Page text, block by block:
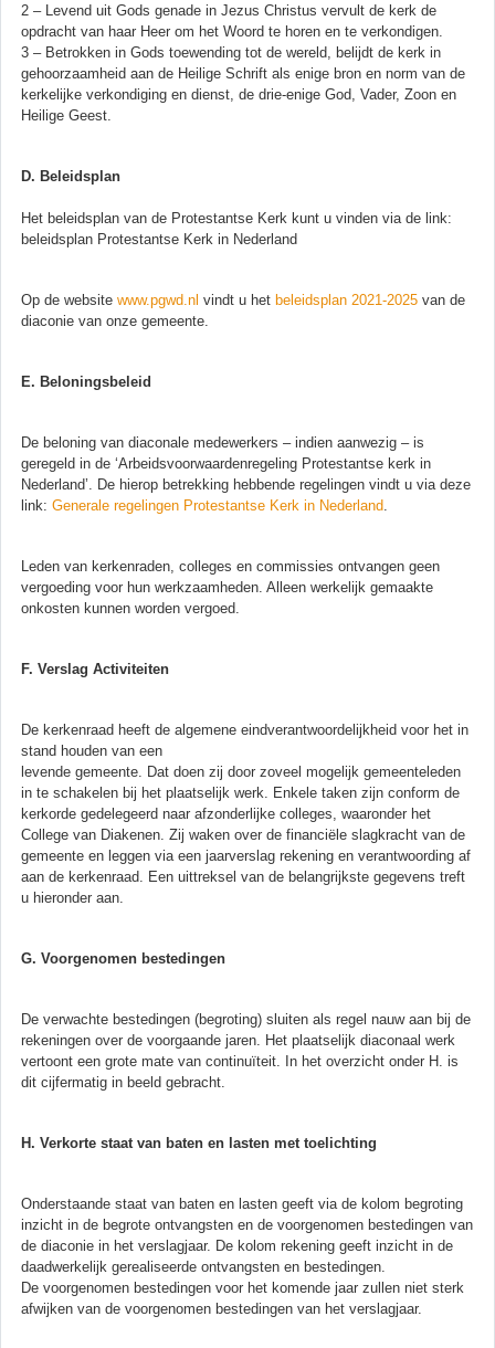
2 – Levend uit Gods genade in Jezus Christus vervult de kerk de
opdracht van haar Heer om het Woord te horen en te verkondigen.
3 – Betrokken in Gods toewending tot de wereld, belijdt de kerk in
gehoorzaamheid aan de Heilige Schrift als enige bron en norm van de
kerkelijke verkondiging en dienst, de drie-enige God, Vader, Zoon en
Heilige Geest.
D. Beleidsplan
Het beleidsplan van de Protestantse Kerk kunt u vinden via de link:
beleidsplan Protestantse Kerk in Nederland
Op de website www.pgwd.nl vindt u het beleidsplan 2021-2025 van de
diaconie van onze gemeente.
E. Beloningsbeleid
De beloning van diaconale medewerkers – indien aanwezig – is
geregeld in de ‘Arbeidsvoorwaardenregeling Protestantse kerk in
Nederland’. De hierop betrekking hebbende regelingen vindt u via deze
link: Generale regelingen Protestantse Kerk in Nederland
Leden van kerkenraden, colleges en commissies ontvangen geen
vergoeding voor hun werkzaamheden. Alleen werkelijk gemaakte
onkosten kunnen worden vergoed.
F. Verslag Activiteiten
De kerkenraad heeft de algemene eindverantwoordelijkheid voor het in
stand houden van een
levende gemeente. Dat doen zij door zoveel mogelijk gemeenteleden
in te schakelen bij het plaatselijk werk. Enkele taken zijn conform de
kerkorde gedelegeerd naar afzonderlijke colleges, waaronder het
College van Diakenen. Zij waken over de financiële slagkracht van de
gemeente en leggen via een jaarverslag rekening en verantwoording af
aan de kerkenraad. Een uittreksel van de belangrijkste gegevens treft
u hieronder aan.
G. Voorgenomen bestedingen
De verwachte bestedingen (begroting) sluiten als regel nauw aan bij de
rekeningen over de voorgaande jaren. Het plaatselijk diaconaal werk
vertoont een grote mate van continuïteit. In het overzicht onder H. is
dit cijfermatig in beeld gebracht.
H. Verkorte staat van baten en lasten met toelichting
Onderstaande staat van baten en lasten geeft via de kolom begroting
inzicht in de begrote ontvangsten en de voorgenomen bestedingen van
de diaconie in het verslagjaar. De kolom rekening geeft inzicht in de
daadwerkelijk gerealiseerde ontvangsten en bestedingen.
De voorgenomen bestedingen voor het komende jaar zullen niet sterk
afwijken van de voorgenomen bestedingen van het verslagjaar.